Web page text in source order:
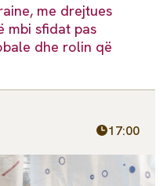
me drejtues
mbi sfidat pas
dhe rolin që
17:00